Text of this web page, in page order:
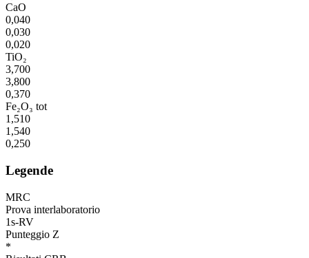
CaO
0,040
0,030
0,020
TiO₂
3,700
3,800
0,370
Fe₂O₃ tot
1,510
1,540
0,250
Legende
MRC
Prova interlaboratorio
1s-RV
Punteggio Z
*